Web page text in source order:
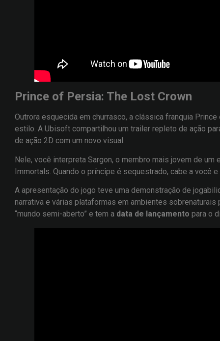
Prince of Persia: The Lost Crown
Outrora esquecida em churrasco, a clássica franquia
estilo. A Ubisoft compartilhou um trailer repleto de ação
de ação 2D com um novo visual.
Nele, você interpreta Sargon, o membro mais jovem de
Immortals. Quando o príncipe é sequestrado, cabe a você
A apresentação do jogo teve uma demonstração de
narrativa e várias plataformas em ambientes
“mundo semi-aberto” e tem a data de lançamento para o